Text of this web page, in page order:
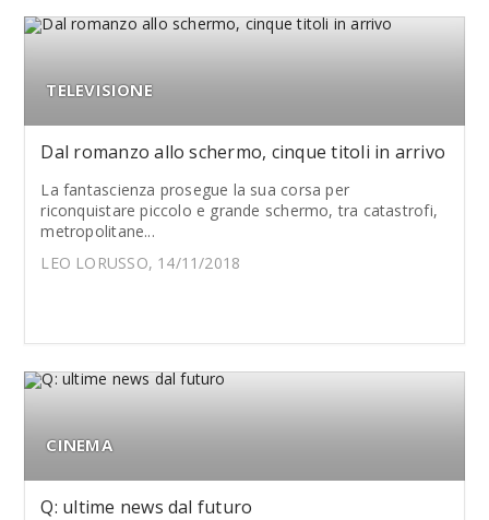
TELEVISIONE
Dal romanzo allo schermo, cinque titoli in arrivo
La fantascienza prosegue la sua corsa per
riconquistare piccolo e grande schermo, tra catastrofi,
metropolitane...
LEO LORUSSO, 14/11/2018
CINEMA
Q: ultime news dal futuro